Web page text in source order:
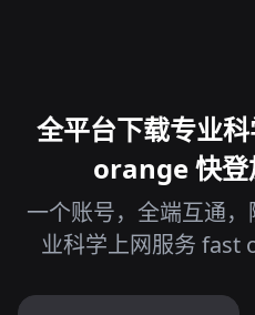
全平台下载专业
orange 快登
一个账号，全端互通
业科学上网服务 fast